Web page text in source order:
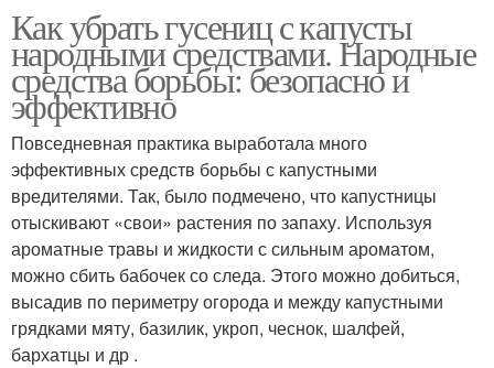
Как убрать гусениц с капусты
народными средствами. Народные
средства борьбы: безопасно и
эффективно
Повседневная практика выработала много
эффективных средств борьбы с капустными
вредителями. Так, было подмечено, что капустницы
отыскивают «свои» растения по запаху. Используя
ароматные травы и жидкости с сильным ароматом,
можно сбить бабочек со следа. Этого можно добиться,
высадив по периметру огорода и между капустными
грядками мяту, базилик, укроп, чеснок, шалфей,
бархатцы и др .